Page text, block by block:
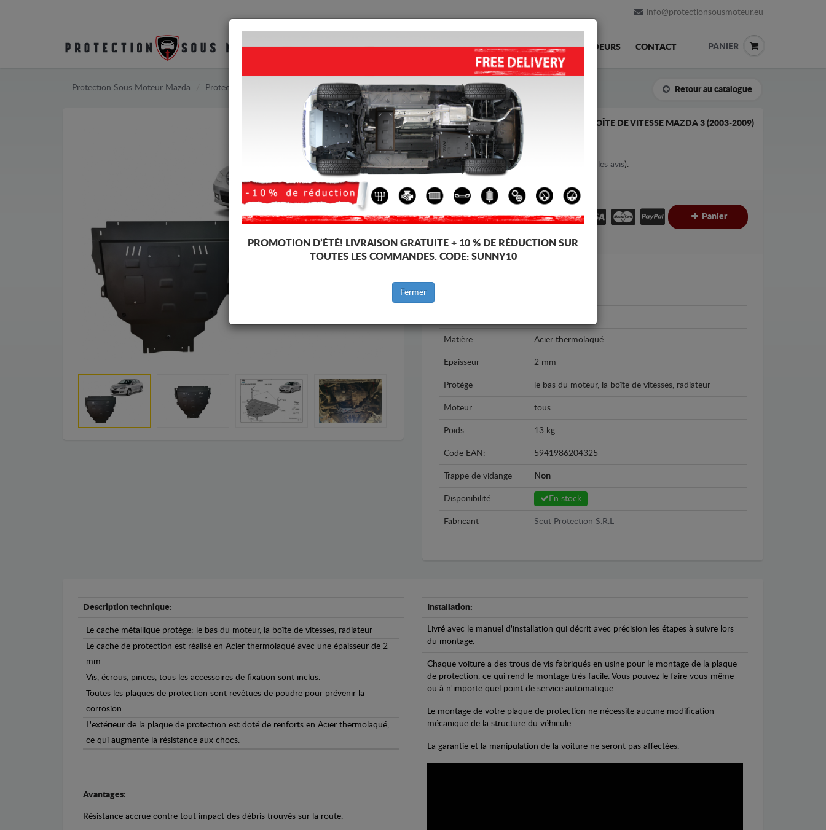
info@protectionsousmoteur.eu
PROTECTION ACCUEIL LIVRAISON AVIS REVENDEURS CONTACT PANIER
Protection Sous Moteur Mazda Protection Sous Moteur Mazda 3 Retour au catalogue
PROTECTION SOUS MOTEUR ET DE LA BOÎTE DE VITESSE MAZDA 3 (2003-2009)
5.00 out of5stars based on Voir les avis).
Code d'article: 13.118
203 €
196€ Panier
Matière Acier thermolaqué
Epaisseur 2 mm
Protège le bas du moteur, la boîte de vitesses, radiateur
Moteur tous
Poids 13 kg
Code EAN: 5941986204325
Trappe de vidange Non
Disponibilité En stock
Fabricant Scut Protection S.R.L
Description technique:
Le cache métallique protège: le bas du moteur, la boîte de vitesses, radiateur
Le cache de protection est réalisé en Acier thermolaqué avec une épaisseur de 2
mm.
Vis, écrous, pinces, tous les accessoires de fixation sont inclus.
Toutes les plaques de protection sont revêtues de poudre pour prévenir la
corrosion.
L'extérieur de la plaque de protection est doté de renforts en Acier thermolaqué,
ce qui augmente la résistance aux chocs.
Avantages:
Résistance accrue contre tout impact des débris trouvés sur la route.
Installation:
Livré avec le manuel d'installation qui décrit avec précision les étapes à suivre lors
du montage.
Chaque voiture a des trous de vis fabriqués en usine pour le montage de la plaque
de protection, ce qui rend le montage très facile. Vous pouvez le faire vous-même
ou à n'importe quel point de service automatique.
Le montage de votre plaque de protection ne nécessite aucune modification
mécanique de la structure du véhicule.
La garantie et la manipulation de la voiture ne seront pas affectées.
PROMOTION D’ÉTÉ! LIVRAISON GRATUITE + 10 % DE RÉDUCTION SUR
TOUTES LES COMMANDES. CODE: SUNNY10
Fermer